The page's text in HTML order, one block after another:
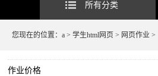
所有分类
您现在的位置： a > 学生html网页 > 网页作业 >
作业价格